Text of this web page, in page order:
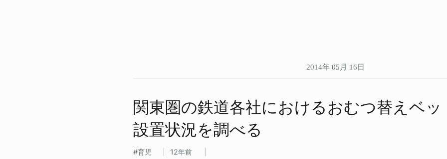
2014年 05月 16日
関東圏の​鉄道各社に​おける​おむつ​替えベ
設置状況を​調べる
育児 12年前